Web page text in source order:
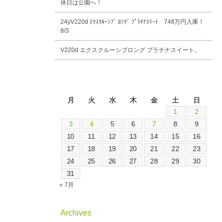
休日は公園へ！
24yV220d ｴｸｽｸﾙｰｼﾌﾞ ﾛﾝｸﾞ ﾌﾟﾗﾁﾅｽｲｰﾄ 748万円入庫！
8/3
V220d エクスクルーシブロング プラチナスイート。
月
火 水 木 金 土
日
1
2
3
4 5 6 7 8
9
10
11 12 13 14 15
16
17
18 19 20 21 22
23
24
25 26 27 28 29
30
31
« 7月
Archives